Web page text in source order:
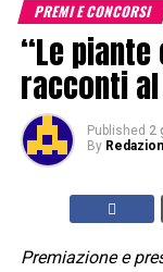
PREMI E CONCORSI
“Le
racconti
Published 2
By
Premiazione e